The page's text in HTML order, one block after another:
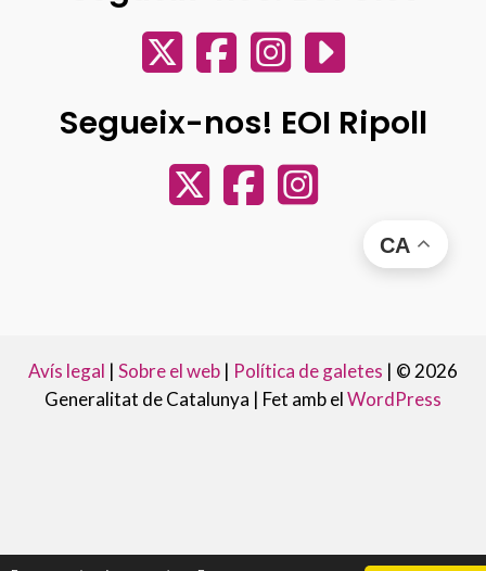
Segueix-nos! EOI Ripoll
CA
Avís legal | Sobre el web | Política de galetes | © 2026
Generalitat de Catalunya | Fet amb elWordPress